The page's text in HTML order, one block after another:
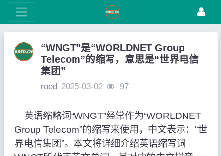
“WNGT”是“WORLDNET Group
Telecom”的缩写，意思是“世界电信
集团”
roed 2025-03-02 97
英语缩略词“WNGT”经常作为“WORLDNET
Group Telecom”的缩写来使用，中文表示：“世
界电信集团”。本文将详细介绍英语缩写词